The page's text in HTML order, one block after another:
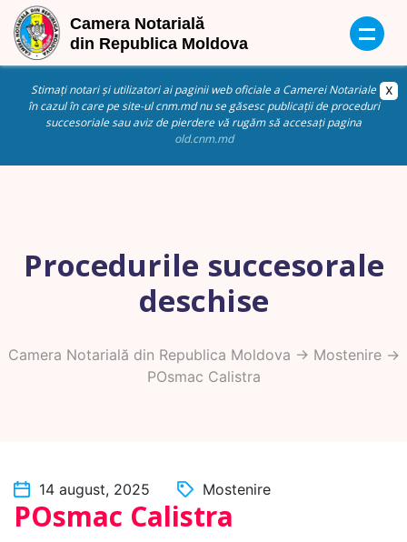
Stimați notari și utilizatori ai paginii web oficiale a Camerei Notariale
în cazul în care pe site-ul cnm.md nu se găsesc publicații de proceduri
succesoriale sau aviz de pierdere vă rugăm să accesați pagina
old.cnm.md
Procedurile succesorale
deschise
Camera Notarială din Republica Moldova -> Mostenire->
POsmac Calistra
14 august, 2025 Mostenire
POsmac Calistra